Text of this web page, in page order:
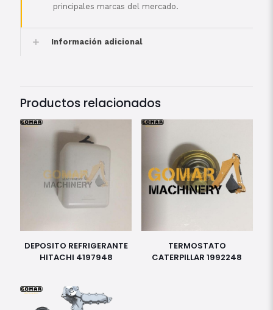
principales marcas del mercado.
Información adicional
Productos relacionados
DEPOSITO REFRIGERANTE
HITACHI 4197948
TERMOSTATO
CATERPILLAR 1992248